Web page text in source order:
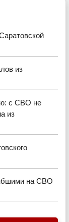
из
с СВО не
из
на СВО